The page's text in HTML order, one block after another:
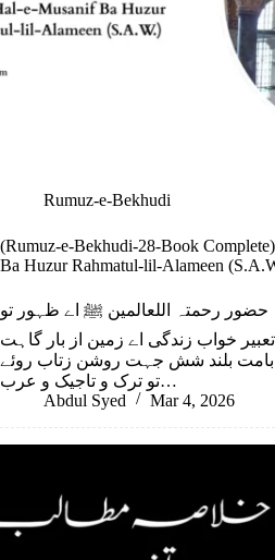
Rumuz-e-Bekhudi
(Rumuz-e-Bekhudi-28-Book
Ba Huzur Rahmatul-lil-Alameen
رحمتہ اللعالمین ﷺ اے ظہور تو
خواب زندگی اے زمین از بار گاہت
بامت بلند شش جہت روشن زتاب روئے
تو ترک و تاجیک و عرب…
Abdul Syed
Mar 4, 2026